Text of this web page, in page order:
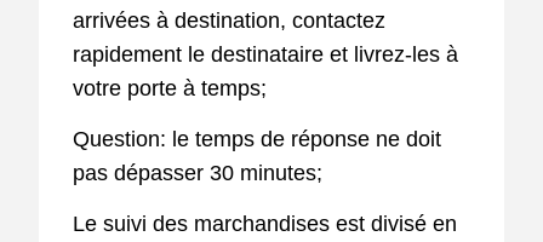
arrivées à destination, contactez
rapidement le destinataire et livrez-les à
votre porte à temps;
Question: le temps de réponse ne doit
pas dépasser 30 minutes;
Le suivi des marchandises est divisé en